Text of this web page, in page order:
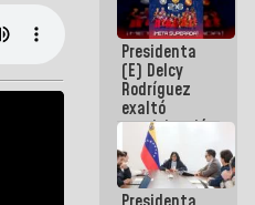
Presidenta
(E) Delcy
Rodríguez
exaltó
participación
de
Venezuela
en Juegos